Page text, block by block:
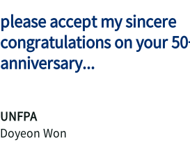
please accept my sincere
congratulations on your
anniversary...
UNFPA
Doyeon Won